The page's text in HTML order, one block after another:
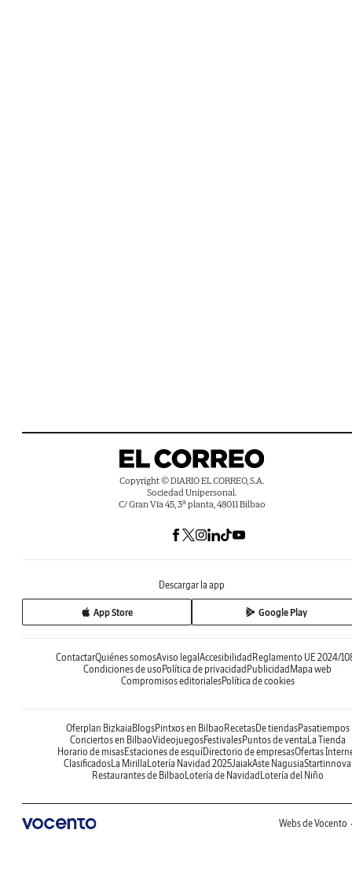
Copyright © DIARIO EL CORREO, S.A.
Sociedad Unipersonal.
C/ Gran Vía 45, 3ª planta, 48011 Bilbao
Descargar la app
App Store Google Play
ContactarQuiénes somosAviso legal Accesibilidad Reglamento UE 2024/
Condiciones de uso Política de privacidad Publicidad Mapa web
Compromisos editorialesPolítica de cookies
Oferplan Bizkaia BlogsPintxos en Bilbao RecetasDe tiendasPasatiempos
Conciertos en BilbaoVideojuegosFestivalesPuntos de venta La Tienda
Horario de misasEstaciones de esquíDirectorio de empresasOfertas
ClasificadosLa Mirilla Lotería Navidad 2025JaiakAste NagusiaStartinnova
Restaurantes de Bilbao Lotería de Navidad Lotería del Niño
Webs de Vocento